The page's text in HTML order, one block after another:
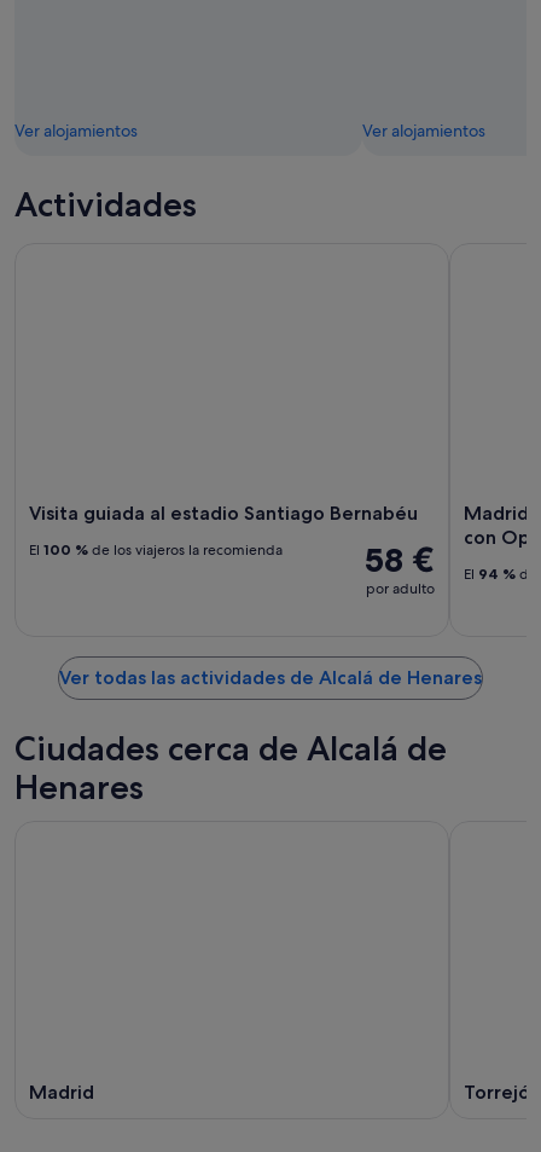
Ver alojamientos Ver alojamientos
Actividades
Visita guiada al estadio Santiago Bernabéu
58 €
por adulto
El 100 % de los viajeros la recomienda
Madrid:
con
El 94 % de
Ver todas las actividades de Alcalá de Henares
Ciudades cerca de Alcalá de
Henares
Madrid